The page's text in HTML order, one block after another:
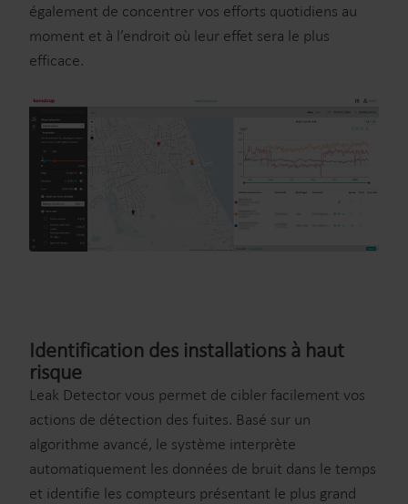
également de concentrer vos efforts quotidiens au
moment et à l’endroit où leur effet sera le plus
efficace.
Identification des installations à haut
risque
Leak Detector vous permet de cibler facilement vos
actions de détection des fuites. Basé sur un
algorithme avancé, le système interprète
automatiquement les données de bruit dans le temps
et identifie les compteurs présentant le plus grand